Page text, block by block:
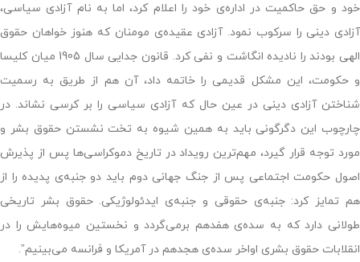
خود و حق حاکمیت در اداره‌ی خود را اعلام کرد، اما به نام آزادی سیاسی،
آزادی دینی را سرکوب نمود. آزادی عقیده‌ی مومنان که هنوز خواهان حقوق
الهی بودند را نادیده انگاشت و نفی کرد. قانون جدایی سال 1905 میان کلیسا
و حکومت، این مشکل قدیمی را خاتمه داد، آن‌ هم از طریق به رسمیت
شناختن آزادی دینی در عین حال که آزادی سیاسی را بر کرسی نشاند. در
چارچوب این دگرگونی باید به همین شیوه به تخت نشستن حقوق بشر و
مورد توجه قرار گیرد، مهم‌ترین رویداد در تاریخ دموکراسی‌ها پس از پذیرش
اصول حکومت اجتماعی پس از جنگ جهانی دوم باید دو جنبه‌ی پدیده را از
هم تمایز کرد: جنبه‌ی حقوقی و جنبه‌ی ایدئولوژیکی. حقوق بشر تاریخی
طولانی دارد که به سده‌ی هفدهم برمی‌گردد و نخستین میوه‌هایش را در
انقلابات حقوق بشری اواخر سده‌ی هجدهم در آمریکا و فرانسه می‌بینیم”.